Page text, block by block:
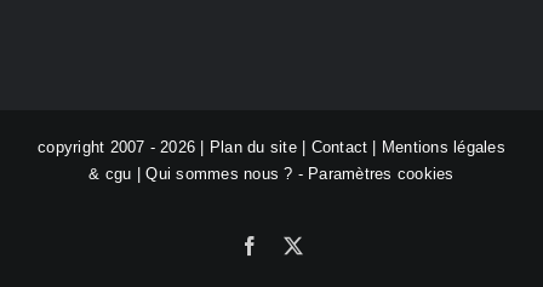
copyright 2007 - 2026 | Plan du site| Contact
Mentions légales
& cgu |Qui sommes nous ? - Paramètres cookies
Facebook